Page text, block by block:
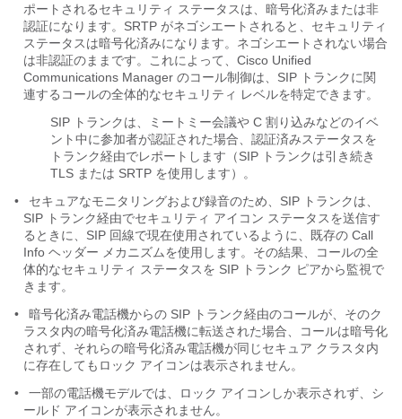
ポートされるセキュリティ ステータスは、暗号化済みまたは非
認証になります。SRTP がネゴシエートされると、セキュリティ
ステータスは暗号化済みになります。ネゴシエートされない場合
は非認証のままです。これによって、Cisco Unified
Communications Manager のコール制御は、SIP トランクに関
連するコールの全体的なセキュリティ レベルを特定できます。
SIP トランクは、ミートミー会議や C 割り込みなどのイベ
ント中に参加者が認証された場合、認証済みステータスを
トランク経由でレポートします（SIP トランクは引き続き
TLS または SRTP を使用します）。
•
セキュアなモニタリングおよび録音のため、SIP トランクは、
SIP トランク経由でセキュリティ アイコン ステータスを送信す
るときに、SIP 回線で現在使用されているように、既存の Call
Info ヘッダー メカニズムを使用します。その結果、コールの全
体的なセキュリティ ステータスを SIP トランク ピアから監視で
きます。
•
暗号化済み電話機からの SIP トランク経由のコールが、そのク
ラスタ内の暗号化済み電話機に転送された場合、コールは暗号化
されず、それらの暗号化済み電話機が同じセキュア クラスタ内
に存在してもロック アイコンは表示されません。
•
一部の電話機モデルでは、ロック アイコンしか表示されず、シ
ールド アイコンが表示されません。